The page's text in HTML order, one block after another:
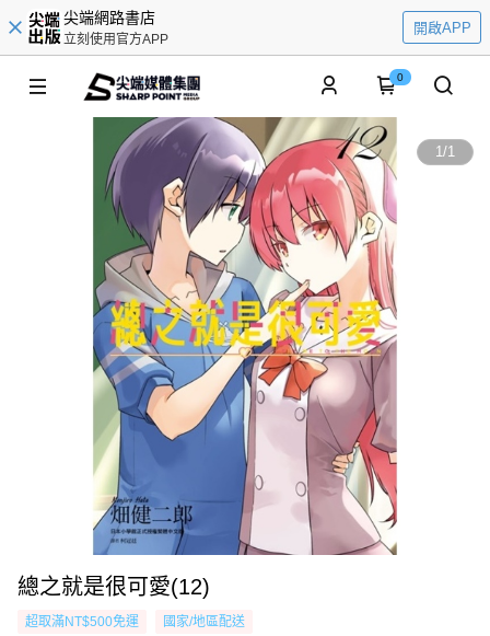
尖端網路書店
立刻使用官方APP
開啟APP
0
1/1
總之就是很可愛(12)
超取滿NT$500免運 國家/地區配送